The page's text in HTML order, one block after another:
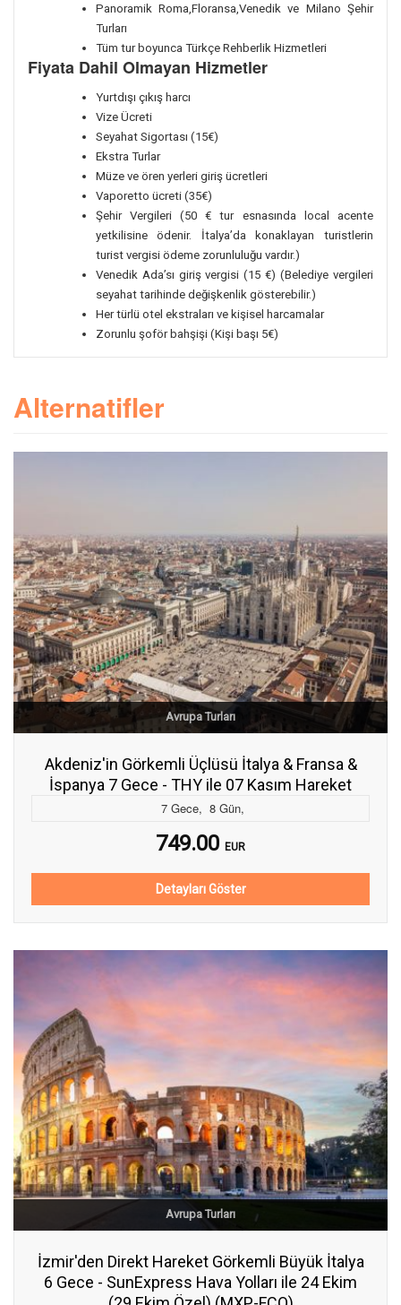
Panoramik Roma,Floransa,Venedik ve Milano Şehir
Turları
Tüm tur boyunca Türkçe Rehberlik Hizmetleri
Fiyata Dahil Olmayan Hizmetler
Yurtdışı çıkış harcı
Vize Ücreti
Seyahat Sigortası (15€)
Ekstra Turlar
Müze ve ören yerleri giriş ücretleri
Vaporetto ücreti (35€)
Şehir Vergileri (50 € tur esnasında local acente
yetkilisine ödenir.
İtalya’da konaklayan turistlerin
turist vergisi ödeme zorunluluğu vardır.)
Venedik Ada’sı giriş vergisi (15 €) (Belediye vergileri
seyahat tarihinde değişkenlik gösterebilir.)
Her türlü otel ekstraları ve kişisel harcamalar
Zorunlu şoför bahşişi (Kişi başı 5€)
Alternatifler
Avrupa Turları
Akdeniz'in Görkemli Üçlüsü İtalya & Fransa &
İspanya 7 Gece - THY ile 07 Kasım Hareket
7 Gece, 8 Gün,
749.00 EUR
Detayları Göster
Avrupa Turları
İzmir'den Direkt Hareket Görkemli Büyük İtalya
6 Gece - SunExpress Hava Yolları ile 24 Ekim